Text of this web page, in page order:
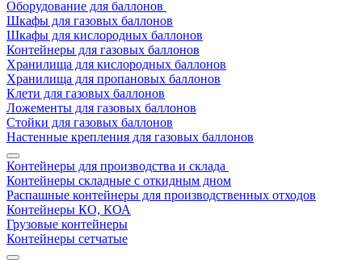
Оборудование для баллонов
Шкафы для газовых баллонов
Шкафы для кислородных баллонов
Контейнеры для газовых баллонов
Хранилища для кислородных баллонов
Хранилища для пропановых баллонов
Клети для газовых баллонов
Ложементы для газовых баллонов
Стойки для газовых баллонов
Настенные крепления для газовых баллонов
Контейнеры для производства и склада
Контейнеры складные с откидным дном
Распашные контейнеры для производственных отходов
Контейнеры КО, КОА
Грузовые контейнеры
Контейнеры сетчатые